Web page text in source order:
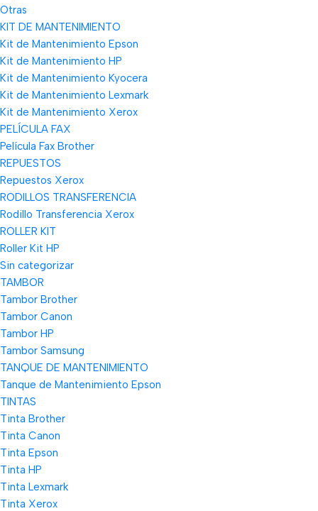
Otras
KIT DE MANTENIMIENTO
Kit de Mantenimiento Epson
Kit de Mantenimiento HP
Kit de Mantenimiento Kyocera
Kit de Mantenimiento Lexmark
Kit de Mantenimiento Xerox
PELÍCULA FAX
Película Fax Brother
REPUESTOS
Repuestos Xerox
RODILLOS TRANSFERENCIA
Rodillo Transferencia Xerox
ROLLER KIT
Roller Kit HP
Sin categorizar
TAMBOR
Tambor Brother
Tambor Canon
Tambor HP
Tambor Samsung
TANQUE DE MANTENIMIENTO
Tanque de Mantenimiento Epson
TINTAS
Tinta Brother
Tinta Canon
Tinta Epson
Tinta HP
Tinta Lexmark
Tinta Xerox